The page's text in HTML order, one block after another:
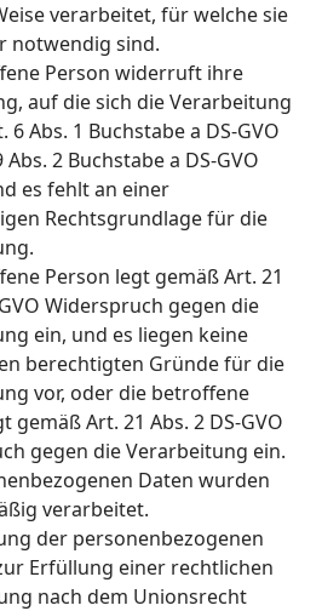
verarbeitet, für welche sie
notwendig sind.
Person widerruft ihre
auf die sich die Verarbeitung
6 Abs. 1 Buchstabe a DS-GVO
2 Buchstabe a DS-GVO
es fehlt an einer
Rechtsgrundlage für die
Person legt gemäß Art. 21
Widerspruch gegen die
ein, und es liegen keine
berechtigten Gründe für die
vor, oder die betroffene
gemäß Art. 21 Abs. 2 DS-GVO
gegen die Verarbeitung ein.
Daten wurden
verarbeitet.
der personenbezogenen
Erfüllung einer rechtlichen
nach dem Unionsrecht